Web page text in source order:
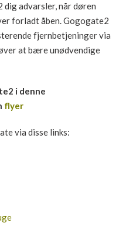
dig advarsler, når døren
forladt åben. Gogogate2
fjernbetjeninger via
at bære unødvendige
i denne
flyer
via disse links: